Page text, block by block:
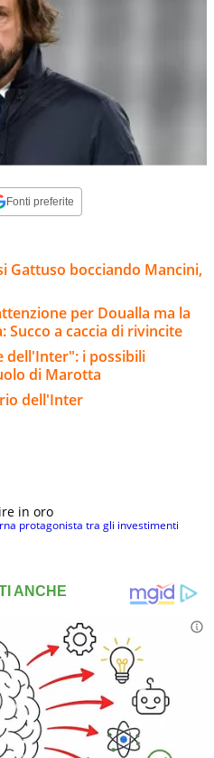
Fonti preferite
Gattuso bocciando Mancini,
per Doualla ma la
Succo a caccia di rivincite
dell'Inter": i possibili
di Marotta
dell'Inter
in oro
protagonista tra gli investimenti